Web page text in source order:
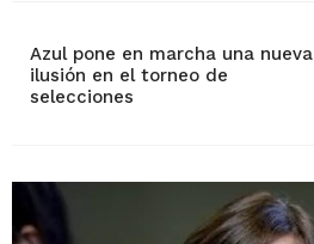
Azul pone en marcha una nueva
ilusión en el torneo de
selecciones